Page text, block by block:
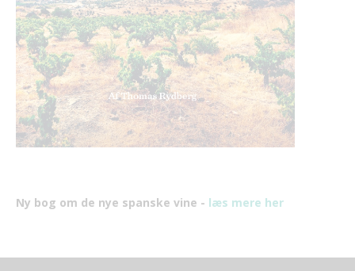
Ny bog om de nye spanske vine - læs mere her